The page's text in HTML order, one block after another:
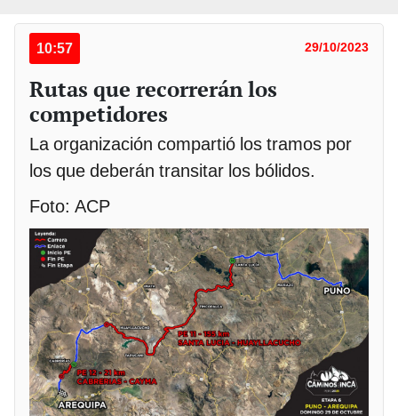
10:57 29/10/2023
Rutas que recorrerán los
competidores
La organización compartió los tramos por
los que deberán transitar los bólidos.
Foto: ACP